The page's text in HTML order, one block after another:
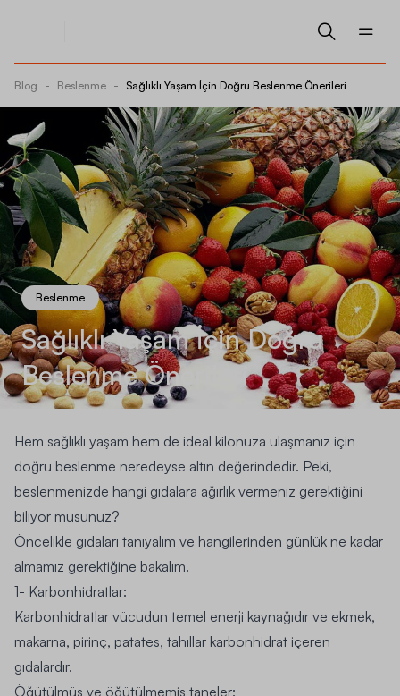
Blog - Beslenme - Sağlıklı Yaşam İçin Doğru Beslenme Önerileri
Beslenme
Sağlıklı Yaşam İçin Doğru
Beslenme Önerileri
Hem sağlıklı yaşam hem de ideal kilonuza ulaşmanız için
doğru beslenme neredeyse altın değerindedir. Peki,
beslenmenizde hangi gıdalara ağırlık vermeniz gerektiğini
biliyor musunuz?
Öncelikle gıdaları tanıyalım ve hangilerinden günlük ne kadar
almamız gerektiğine bakalım.
1- Karbonhidratlar:
Karbonhidratlar vücudun temel enerji kaynağıdır ve ekmek,
makarna, pirinç, patates, tahıllar karbonhidrat içeren
gıdalardır.
Öğütülmüş ve öğütülmemiş taneler: